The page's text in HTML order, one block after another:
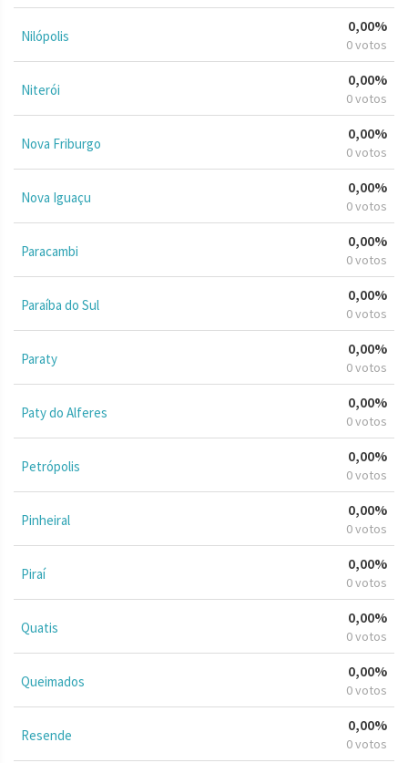
Nilópolis
0,00%
0 votos
Niterói
0,00%
0 votos
Nova Friburgo
0,00%
0 votos
Nova Iguaçu
0,00%
0 votos
Paracambi
0,00%
0 votos
Paraíba do Sul
0,00%
0 votos
Paraty
0,00%
0 votos
Paty do Alferes
0,00%
0 votos
Petrópolis
0,00%
0 votos
Pinheiral
0,00%
0 votos
Piraí
0,00%
0 votos
Quatis
0,00%
0 votos
Queimados
0,00%
0 votos
Resende
0,00%
0 votos